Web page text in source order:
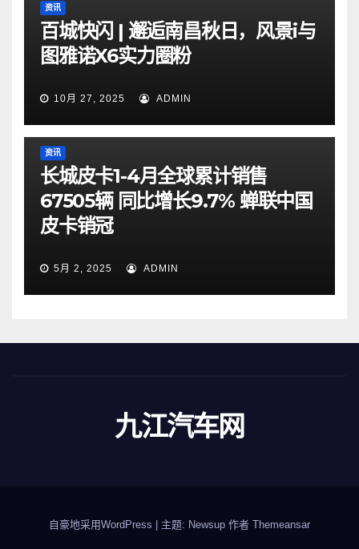
资讯
百城快闪 | 邂逅南昌秋日，风景i与
图雅诺X6实力圈粉
10月 27, 2025 ADMIN
资讯
长城皮卡1-4月全球累计销售
67505辆 同比增长9.7% 蝉联中国
皮卡销冠
5月 2, 2025 ADMIN
九江汽车网
自豪地采用WordPress 主题: Newsup 作者 Themeansar